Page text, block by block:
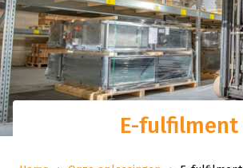
E-fulfilment